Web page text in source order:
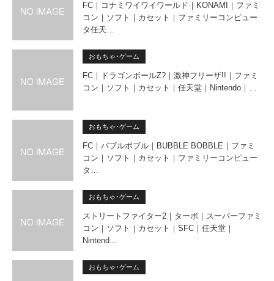
FC｜コナミワイワイワールド｜KONAMI｜ファミ
コン｜ソフト｜カセット｜ファミリーコンピュー
タ任天…
おもちゃ･ゲーム
FC｜ドラゴンボールZ?｜激神フリーザ!!｜ファミ
コン｜ソフト｜カセット｜任天堂｜Nintendo｜…
おもちゃ･ゲーム
FC｜バブルボブル｜BUBBLE BOBBLE｜ファミ
コン｜ソフト｜カセット｜ファミリーコンピュー
タ…
おもちゃ･ゲーム
ストリートファイター2｜ターボ｜スーパーファミ
コン｜ソフト｜カセット｜SFC｜任天堂｜
Nintend…
おもちゃ･ゲーム